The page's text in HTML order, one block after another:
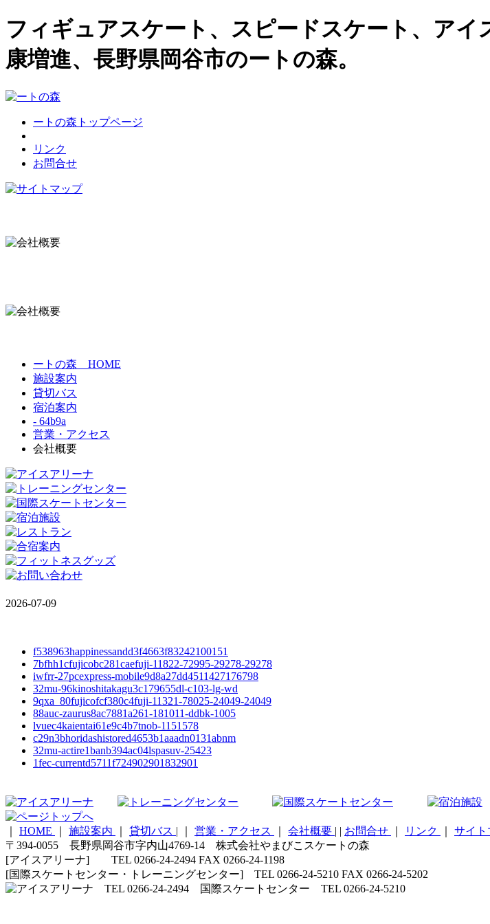
フィギュアスケート、スピードスケート、ア
康増進、長野県岡谷市のートの森。
ートの森トップページ
リンク
お問合せ
ートの森 HOME
施設案内
貸切バス
宿泊案内
- 64b9a
営業・アクセス
会社概要
2026-07-09
f538963happinessandd3f4663f83242100151
7bfhh1cfujicobc281caefuji-11822-72995-29278-29278
iwfrr-27pcexpress-mobile9d8a27dd4511427176798
32mu-96kinoshitakagu3c179655dl-c103-lg-wd
9qxa_80fujicofcf380c4fuji-11321-78025-24049-24049
88auc-zaurus8ac7881a261-181011-ddbk-1005
lvuec4kaientai61e9c4b7tnob-1151578
c29n3bhoridashistored4653b1aaadn0131abnm
32mu-actire1banb394ac04lspasuv-25423
1fec-currentd5711f724902901832901
HOME 施設案内 貸切バス | 営業・アクセス 会社概要 | | お問合せ リンク サイ
〒394-0055 長野県岡谷市字内山4769-14 株式会社やまびこスケートの森
[アイスアリーナ] TEL 0266-24-2494 FAX 0266-24-1198
[国際スケートセンター・トレーニングセンター] TEL 0266-24-5210 FAX 0266-24-5202